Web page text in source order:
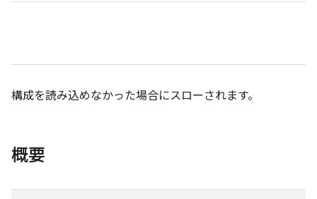
構成を読み込めなかった場合にスローされます。
概要